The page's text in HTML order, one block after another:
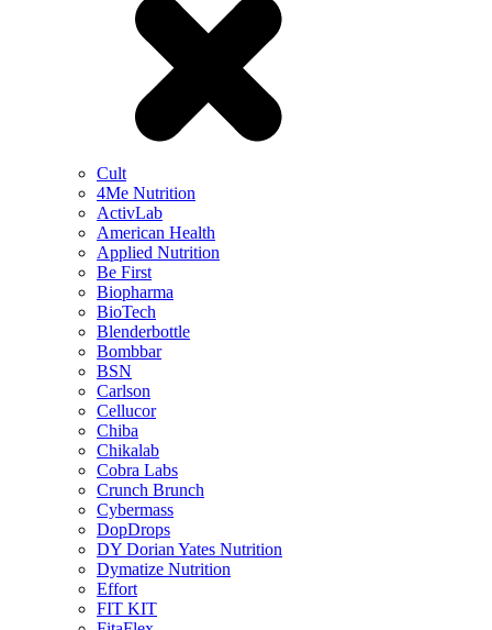
Cult
4Me Nutrition
ActivLab
American Health
Applied Nutrition
Be First
Biopharma
BioTech
Blenderbottle
Bombbar
BSN
Carlson
Cellucor
Chiba
Chikalab
Cobra Labs
Crunch Brunch
Cybermass
DopDrops
DY Dorian Yates Nutrition
Dymatize Nutrition
Effort
FIT KIT